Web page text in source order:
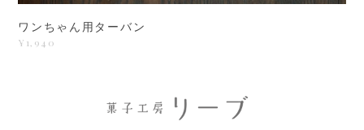
ワンちゃん用ターバン
¥1,940